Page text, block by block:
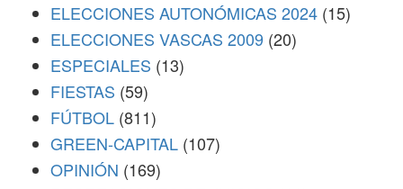
ELECCIONES AUTONÓMICAS 2024 (15)
ELECCIONES VASCAS 2009 (20)
ESPECIALES (13)
FIESTAS (59)
FÚTBOL (811)
GREEN-CAPITAL (107)
OPINIÓN (169)